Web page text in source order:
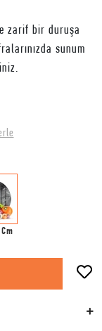
zarif bir duruşa
sunum